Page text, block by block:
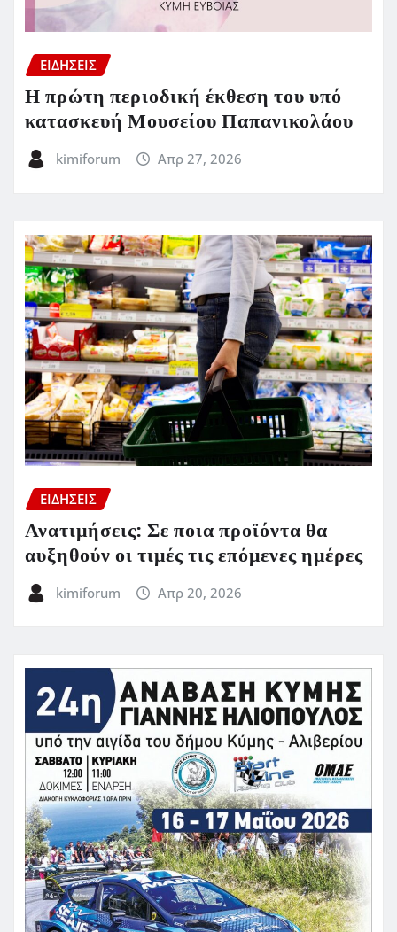
ΕΙΔΗΣΕΙΣ
Η πρώτη περιοδική έκθεση του υπό
κατασκευή Μουσείου Παπανικολάου
kimiforum Απρ 27, 2026
ΕΙΔΗΣΕΙΣ
Ανατιμήσεις: Σε ποια προϊόντα θα
αυξηθούν οι τιμές τις επόμενες ημέρες
kimiforum Απρ 20, 2026